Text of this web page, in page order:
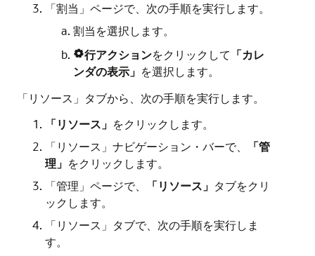
「割当」ページで、次の手順を実行します。
割当を選択します。
行アクションをクリックして 「カレ
ンダの表示」 を選択します。
「リソース」タブから、次の手順を実行します。
「リソース」 をクリックします。
「リソース」ナビゲーション・バーで、
「管
理」 をクリックします。
「管理」ページで、
「リソース」 タブをクリ
ックします。
「リソース」タブで、次の手順を実行しま
す。